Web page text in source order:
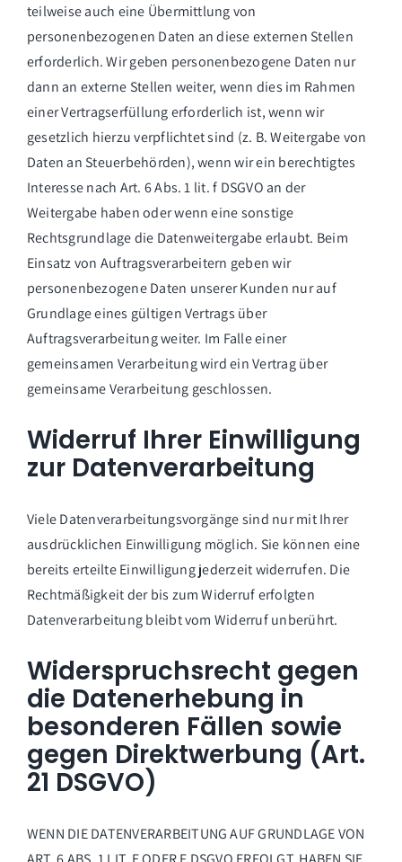
teilweise auch eine Übermittlung von
personenbezogenen Daten an diese externen Stellen
erforderlich. Wir geben personenbezogene Daten nur
dann an externe Stellen weiter, wenn dies im Rahmen
einer Vertragserfüllung erforderlich ist, wenn wir
gesetzlich hierzu verpflichtet sind (z. B. Weitergabe von
Daten an Steuerbehörden), wenn wir ein berechtigtes
Interesse nach Art. 6 Abs. 1 lit. f DSGVO an der
Weitergabe haben oder wenn eine sonstige
Rechtsgrundlage die Datenweitergabe erlaubt. Beim
Einsatz von Auftragsverarbeitern geben wir
personenbezogene Daten unserer Kunden nur auf
Grundlage eines gültigen Vertrags über
Auftragsverarbeitung weiter. Im Falle einer
gemeinsamen Verarbeitung wird ein Vertrag über
gemeinsame Verarbeitung geschlossen.
Widerruf Ihrer Einwilligung
zur Datenverarbeitung
Viele Datenverarbeitungsvorgänge sind nur mit Ihrer
ausdrücklichen Einwilligung möglich. Sie können eine
bereits erteilte Einwilligung jederzeit widerrufen. Die
Rechtmäßigkeit der bis zum Widerruf erfolgten
Datenverarbeitung bleibt vom Widerruf unberührt.
Widerspruchsrecht gegen
die Datenerhebung in
besonderen Fällen sowie
gegen Direktwerbung (Art.
21 DSGVO)
WENN DIE DATENVERARBEITUNG AUF GRUNDLAGE VON